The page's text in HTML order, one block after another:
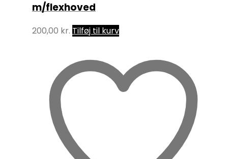
m/flexhoved
200,00 kr. Tilføj til kurv